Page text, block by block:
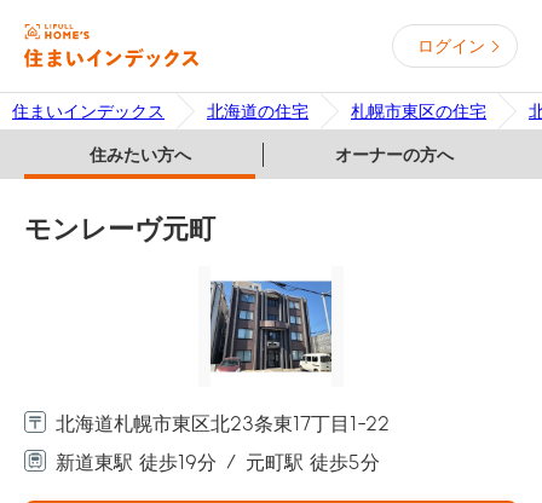
ログイン
住まいインデックス 北海道の住宅 札幌市東区の住宅
住みたい方へ オーナーの方へ
モンレーヴ元町
北海道札幌市東区北23条東17丁目1-22
新道東駅 徒歩19分
元町駅 徒歩5分